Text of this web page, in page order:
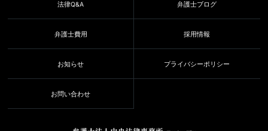
法律Q&A 弁護士ブログ
弁護士費用 採用情報
お知らせ プライバシーポリシー
お問い合わせ